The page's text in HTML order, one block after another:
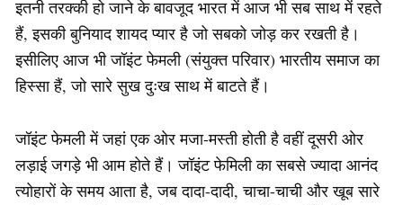
इतनी तरक्‍की हो जाने के बावजूद भारत में आज भी सब साथ में रहते
हैं, इसकी बुनियाद शायद प्यार है जो सबको जोड़ कर रखती है।
इसीलिए आज भी जॉइंट फेमली (संयुक्त परिवार) भारतीय समाज का
हिस्सा हैं, जो सारे सुख दुःख साथ में बाटते हैं।
जॉइंट फेमली में जहां एक ओर मजा-मस्‍ती होती है वहीं दूसरी ओर
लड़ाई जगड़े भी आम होते हैं। जॉइंट फेमिली का सबसे ज्‍यादा आनंद
त्‍योहारों के समय आता है, जब दादा-दादी, चाचा-चाची और खूब सारे